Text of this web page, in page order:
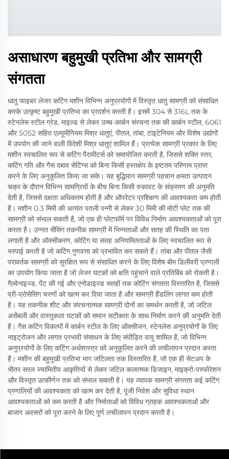
असाधारण बहुमुखी प्रतिभा और सामग्री
संगतता
धातु फाइबर लेजर कटिंग मशीन विभिन्न अनुप्रयोगों में विस्तृत धातु सामग्री को संसाधित
करके उत्कृष्ट बहुमुखी प्रतिभा का प्रदर्शन करती है। इसमें 304 से 316L तक के
स्टेनलेस स्टील ग्रेड, माइल्ड से लेकर उच्च-कार्बन संरचना तक की कार्बन स्टील, 6061
और 5052 सहित एल्यूमीनियम मिश्र धातुएं, पीतल, तांबा, टाइटेनियम और विशेष उद्योगों
में उपयोग की जाने वाली विदेशी मिश्र धातुएं शामिल हैं। प्रत्येक सामग्री प्रकार के लिए
मशीन स्वचालित रूप से कटिंग पैरामीटर्स को समायोजित करती है, जिससे शक्ति स्तर,
कटिंग गति और गैस दबाव सेटिंग्स को बिना किसी हस्तक्षेप के इष्टतम परिणाम प्राप्त
करने के लिए अनुकूलित किया जा सके। यह बुद्धिमान सामग्री पहचान क्षमता उत्पादन
चक्र के दौरान विभिन्न सामग्रियों के बीच बिना किसी रुकावट के संक्रमण की अनुमति
देती है, जिससे दक्षता अधिकतम होती है और ऑपरेटर प्रशिक्षण की आवश्यकता कम होती
है। मशीन 0.3 मिमी की अत्यंत पतली पन्नी से लेकर 30 मिमी की मोटी प्लेट तक की
सामग्री को संभाल सकती है, जो एक ही प्लेटफॉर्म पर विविध निर्माण आवश्यकताओं को पूरा
करता है। उन्नत सेंसिंग तकनीक सामग्री में भिन्नताओं और सतह की स्थिति का पता
लगाती है और ऑक्सीकरण, कोटिंग या सतह अनियमितताओं के लिए स्वचालित रूप से
भरपाई करती है जो कटिंग गुणवत्ता को प्रभावित कर सकते हैं। तांबा और पीतल जैसी
परावर्तक सामग्री को सुरक्षित रूप से संसाधित करने के लिए विशेष बीम डिलीवरी प्रणाली
का उपयोग किया जाता है जो लेजर घटकों को क्षति पहुंचाने वाले प्रतिबिंब को रोकती है।
गैल्वेनाइज्ड, पेंट की गई और एनोडाइज्ड सतहों तक कोटिंग संगतता विस्तारित है, जिससे
प्री-प्रोसेसिंग चरणों को खत्म कर दिया जाता है और सामग्री हैंडलिंग लागत कम होती
है। यह तकनीक शीट और संरचनात्मक सामग्री दोनों का समर्थन करती है, जो जटिल
असेंबली और वास्तुकला घटकों को समान सटीकता के साथ निर्माण करने की अनुमति देती
है। गैस कटिंग विकल्पों में कार्बन स्टील के लिए ऑक्सीजन, स्टेनलेस अनुप्रयोगों के लिए
नाइट्रोजन और लागत प्रभावी संसाधन के लिए संपीड़ित वायु शामिल है, जो विभिन्न
अनुप्रयोगों के लिए कटिंग अर्थशास्त्र को अनुकूलित करने की लचीलापन प्रदान करता
है। मशीन की बहुमुखी प्रतिभा भाग जटिलता तक विस्तारित है, जो एक ही सेटअप के
भीतर सरल ज्यामितीय आकृतियों से लेकर जटिल कलात्मक डिजाइन, माइक्रो-परफोरेशन
और विस्तृत उत्कीर्णन तक को संभाल सकती है। यह व्यापक सामग्री संगतता कई कटिंग
प्रणालियों की आवश्यकता को खत्म कर देती है, पूंजी निवेश और सुविधा स्थान
आवश्यकताओं को कम करती है और निर्माताओं को विविध ग्राहक आवश्यकताओं और
बाजार अवसरों को पूरा करने के लिए पूर्ण लचीलापन प्रदान करती है।